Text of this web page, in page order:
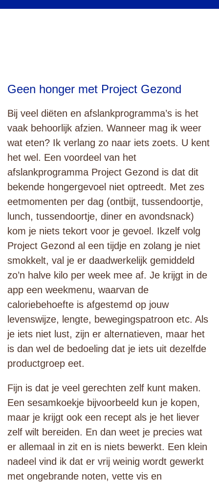
Geen honger met Project Gezond
Bij veel diëten en afslankprogramma’s is het
vaak behoorlijk afzien. Wanneer mag ik weer
wat eten? Ik verlang zo naar iets zoets. U kent
het wel. Een voordeel van het
afslankprogramma Project Gezond is dat dit
bekende hongergevoel niet optreedt. Met zes
eetmomenten per dag (ontbijt, tussendoortje,
lunch, tussendoortje, diner en avondsnack)
kom je niets tekort voor je gevoel. Ikzelf volg
Project Gezond al een tijdje en zolang je niet
smokkelt, val je er daadwerkelijk gemiddeld
zo’n halve kilo per week mee af. Je krijgt in de
app een weekmenu, waarvan de
caloriebehoefte is afgestemd op jouw
levenswijze, lengte, bewegingspatroon etc. Als
je iets niet lust, zijn er alternatieven, maar het
is dan wel de bedoeling dat je iets uit dezelfde
productgroep eet.
Fijn is dat je veel gerechten zelf kunt maken.
Een sesamkoekje bijvoorbeeld kun je kopen,
maar je krijgt ook een recept als je het liever
zelf wilt bereiden. En dan weet je precies wat
er allemaal in zit en is niets bewerkt. Een klein
nadeel vind ik dat er vrij weinig wordt gewerkt
met ongebrande noten, vette vis en